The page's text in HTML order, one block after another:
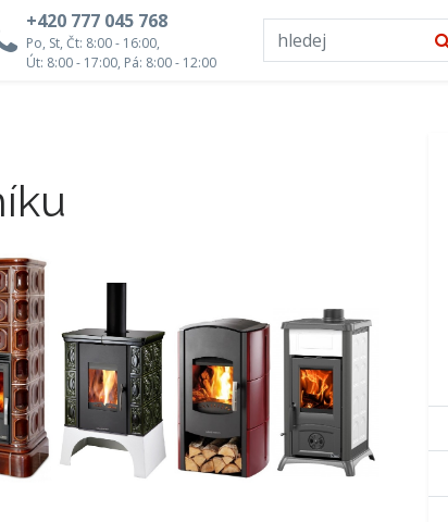
+420 777 045 768
Po, St, Čt: 8:00 - 16:00,
Út: 8:00 - 17:00, Pá: 8:00 - 12:00